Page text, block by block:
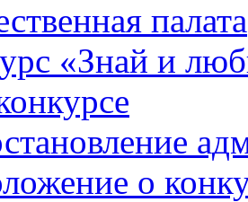
палата
«Знай и
о